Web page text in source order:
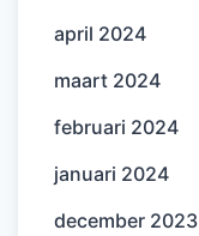
april 2024
maart 2024
februari 2024
januari 2024
december 2023